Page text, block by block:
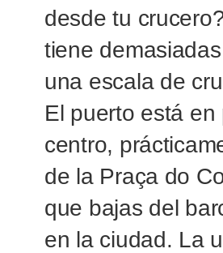
desde tu
tiene
una escala de
El puerto está en
centro,
de la Praça do
que bajas del
en la ciudad. La